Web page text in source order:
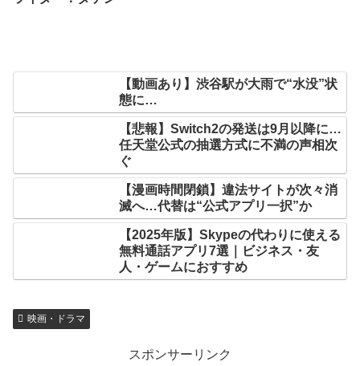
【動画あり】渋谷駅が大雨で“水没”状
態に…
【悲報】Switch2の発送は9月以降に…
任天堂公式の抽選方式に不満の声相次
ぐ
【漫画時間閉鎖】違法サイトが次々消
滅へ…代替は“公式アプリ一択”か
【2025年版】Skypeの代わりに使える
無料通話アプリ7選｜ビジネス・友
人・ゲームにおすすめ
映画・ドラマ
スポンサーリンク